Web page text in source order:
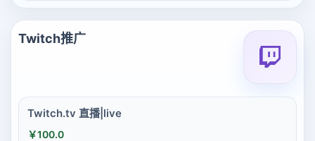
Twitch推广
Twitch.tv 直播|live
￥100.0